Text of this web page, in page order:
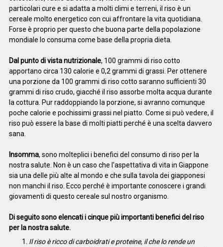
particolari cure e si adatta a molti climi e terreni, il riso è un
cereale molto energetico con cui affrontare la vita quotidiana.
Forse è proprio per questo che buona parte della popolazione
mondiale lo consuma come base della propria dieta.
Dal punto di vista nutrizionale, 100 grammi di riso cotto
apportano circa 130 calorie e 0,2 grammi di grassi. Per ottenere
una porzione da 100 grammi di riso cotto saranno sufficienti 30
grammi di riso crudo, giacché il riso assorbe molta acqua durante
la cottura. Pur raddoppiando la porzione, si avranno comunque
poche calorie e pochissimi grassi nel piatto. Come si può vedere, il
riso può essere la base di molti piatti perché è una scelta davvero
sana.
Insomma, sono molteplici i benefici del consumo di riso per la
nostra salute. Non è un caso che l'aspettativa di vita in Giappone
sia una delle più alte al mondo e che sulla tavola dei giapponesi
non manchi il riso. Ecco perché è importante conoscere i grandi
giovamenti di questo cereale sul nostro organismo.
Di seguito sono elencati i cinque più importanti benefici del riso
per la nostra salute.
Il riso è ricco di carboidrati e proteine, il che lo rende un